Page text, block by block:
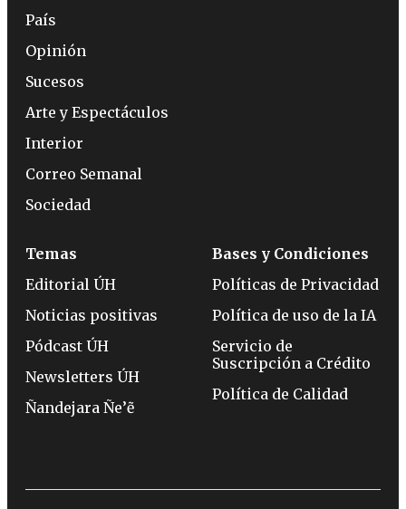
País
Opinión
Sucesos
Arte y Espectáculos
Interior
Correo Semanal
Sociedad
Temas
Editorial ÚH
Noticias positivas
Pódcast ÚH
Newsletters ÚH
Ñandejara Ñe’ẽ
Bases y Condiciones
Políticas de Privacidad
Política de uso de la IA
Servicio de
Suscripción a Crédito
Política de Calidad